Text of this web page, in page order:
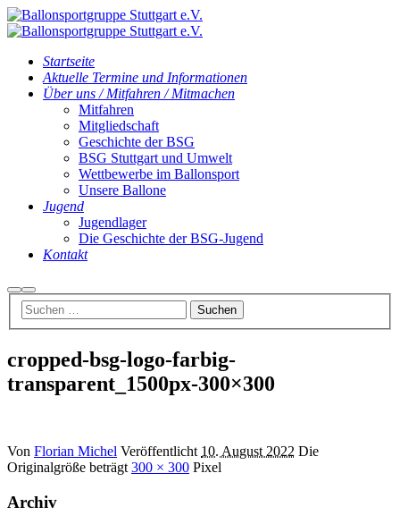
Startseite
Aktuelle Termine und Informationen
Über uns / Mitfahren / Mitmachen
Mitfahren
Mitgliedschaft
Geschichte der BSG
BSG Stuttgart und Umwelt
Wettbewerbe im Ballonsport
Unsere Ballone
Jugend
Jugendlager
Die Geschichte der BSG-Jugend
Kontakt
Suchen
Hauptmenü
cropped-bsg-logo-farbig-
transparent_1500px-300×300
Von Florian Michel Veröffentlicht 10. August 2022 Die
Originalgröße beträgt300 × 300 Pixel
Archiv